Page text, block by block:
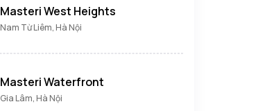
Masteri West Heights
Nam Từ Liêm, Hà Nội
Masteri Waterfront
Gia Lâm, Hà Nội